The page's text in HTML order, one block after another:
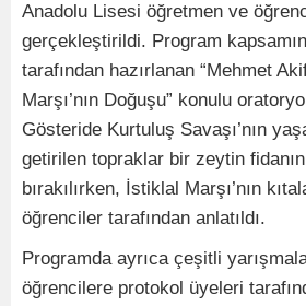
Anadolu Lisesi öğretmen ve
gerçekleştirildi. Program
tarafından hazırlanan “Mehmet
Marşı’nın Doğuşu” konulu
Gösteride Kurtuluş Savaşı’nın
getirilen topraklar bir zeytin
bırakılırken, İstiklal Marşı’nın
öğrenciler tarafından anlatıldı.
Programda ayrıca çeşitli
öğrencilere protokol üyeleri